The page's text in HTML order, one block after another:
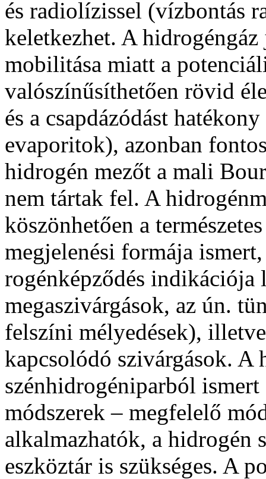
és radiolízissel (vízbontás
keletkezhet. A hidrogén­gáz
mobilitása miatt a
valószínűsíthetően rövid
és a csapdázódást
evaporitok), azonban
hidrogén mezőt a mali
nem tártak fel. A
köszönhetően a
megjelenési formája
rogénképződés
megaszivárgások, az ún.
felszíni mé­lyedések),
kapcsolódó szivárgások. A
szénhidrogéniparból
módszerek – megfelelő
alkalmazhatók, a hidrogén
eszköztár is szükséges. A